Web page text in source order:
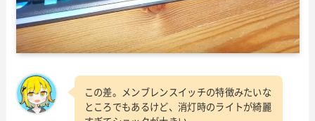
この差。メンブレンスイッチの特徴みたいな
ところでもあるけど、消灯時のライトが綺麗